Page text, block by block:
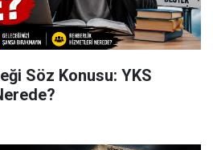
Söz Konusu: YKS